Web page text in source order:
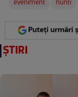
eveniment nunti
Puteți urmări
ȘTIRI